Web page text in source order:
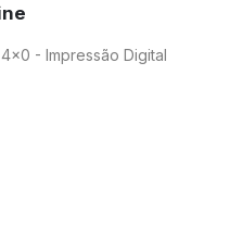
- Impressão Digital